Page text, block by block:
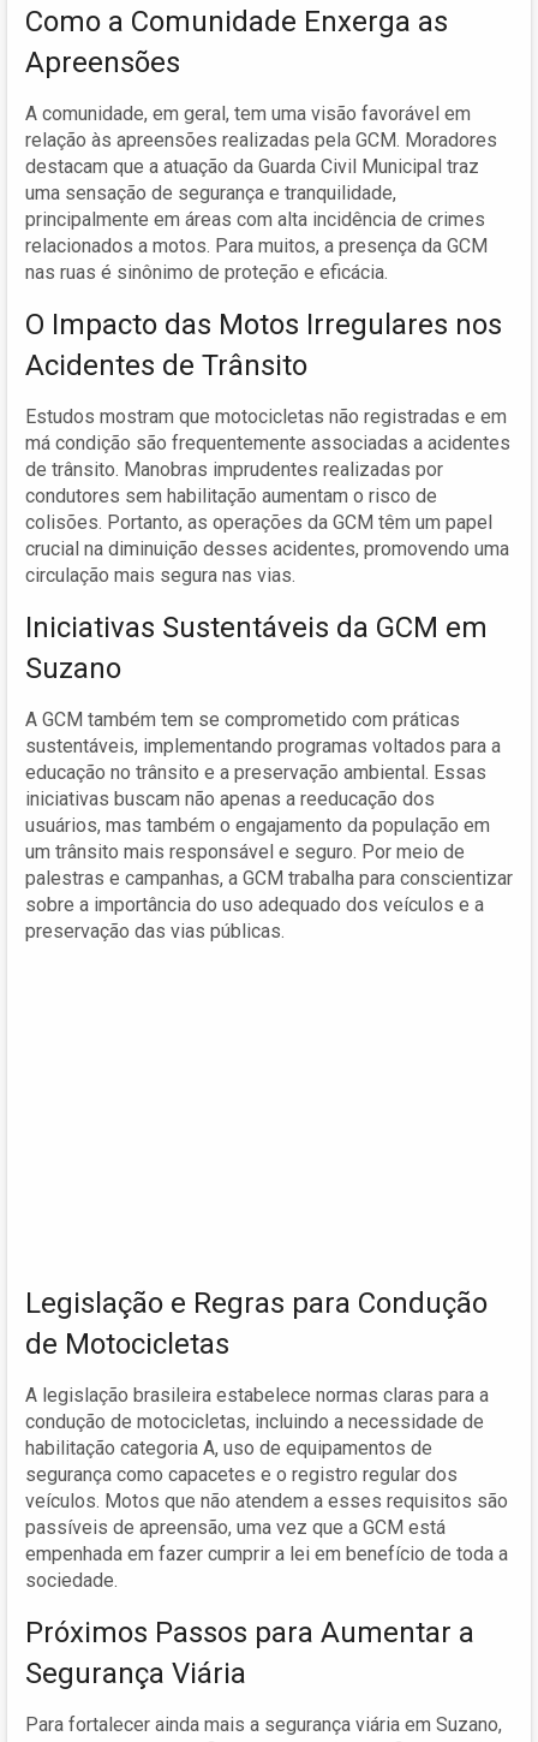
Como a Comunidade Enxerga as
Apreensões
A comunidade, em geral, tem uma visão favorável em
relação às apreensões realizadas pela GCM. Moradores
destacam que a atuação da Guarda Civil Municipal traz
uma sensação de segurança e tranquilidade,
principalmente em áreas com alta incidência de crimes
relacionados a motos. Para muitos, a presença da GCM
nas ruas é sinônimo de proteção e eficácia.
O Impacto das Motos Irregulares nos
Acidentes de Trânsito
Estudos mostram que motocicletas não registradas e em
má condição são frequentemente associadas a acidentes
de trânsito. Manobras imprudentes realizadas por
condutores sem habilitação aumentam o risco de
colisões. Portanto, as operações da GCM têm um papel
crucial na diminuição desses acidentes, promovendo uma
circulação mais segura nas vias.
Iniciativas Sustentáveis da GCM em
Suzano
A GCM também tem se comprometido com práticas
sustentáveis, implementando programas voltados para a
educação no trânsito e a preservação ambiental. Essas
iniciativas buscam não apenas a reeducação dos
usuários, mas também o engajamento da população em
um trânsito mais responsável e seguro. Por meio de
palestras e campanhas, a GCM trabalha para conscientizar
sobre a importância do uso adequado dos veículos e a
preservação das vias públicas.
Legislação e Regras para Condução
de Motocicletas
A legislação brasileira estabelece normas claras para a
condução de motocicletas, incluindo a necessidade de
habilitação categoria A, uso de equipamentos de
segurança como capacetes e o registro regular dos
veículos. Motos que não atendem a esses requisitos são
passíveis de apreensão, uma vez que a GCM está
empenhada em fazer cumprir a lei em benefício de toda a
sociedade.
Próximos Passos para Aumentar a
Segurança Viária
Para fortalecer ainda mais a segurança viária em Suzano,